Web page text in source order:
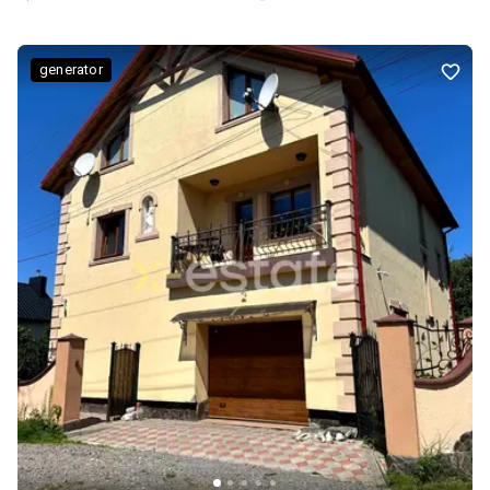
контрольованого доступу. Затишне розташування поєднує
переваги заміського життя та швидкий доїзд до Львова. Без
комісії для покупця, звертайтесь за детальною інформацією.
generator